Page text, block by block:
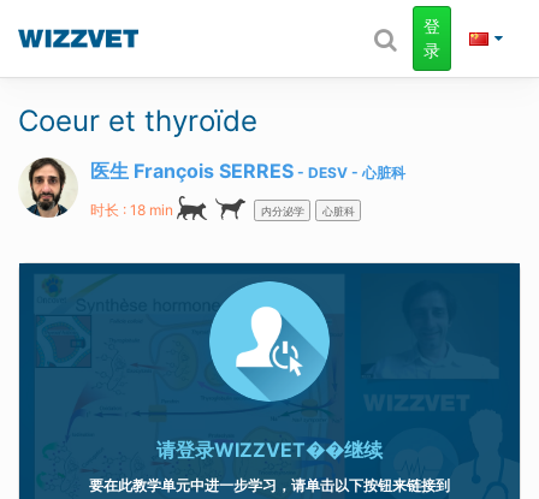
登
录
Coeur et thyroïde
医生 François SERRES DESV - 心脏科
时长 : 18 min 内分泌学 心脏科
请登录WIZZVET��继续
要在此教学单元中进一步学习，请单击以下按钮来链接到